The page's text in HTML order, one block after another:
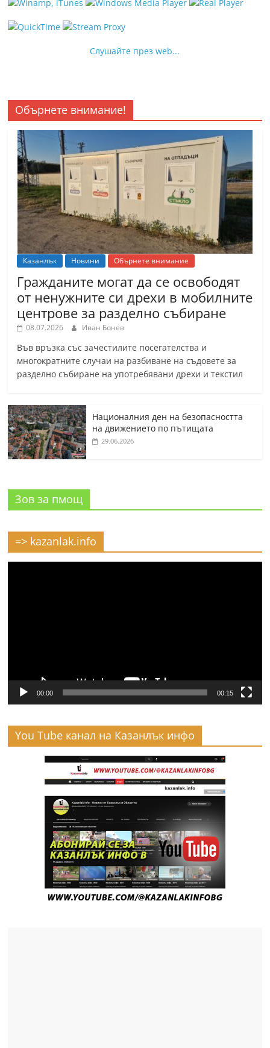
Слушайте през web...
Обърнете внимание!
Казанлък Новини Обърнете внимание
Гражданите могат да се освободят
от ненужните си дрехи в мобилните
центрове за разделно събиране
08.07.2026 Иван Бонев
Във връзка със зачестилите посегателства и
многократните случаи на разбиване на съдовете за
разделно събиране на употребявани дрехи и текстил
Националния ден на безопасността
на движението по пътищата
29.06.2026
Зов за пмощ
=> kazanlak.info
00:00 00:15
You Tube канал на Казанлък инфо